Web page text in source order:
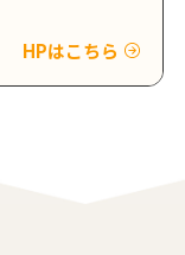
HPはこちら